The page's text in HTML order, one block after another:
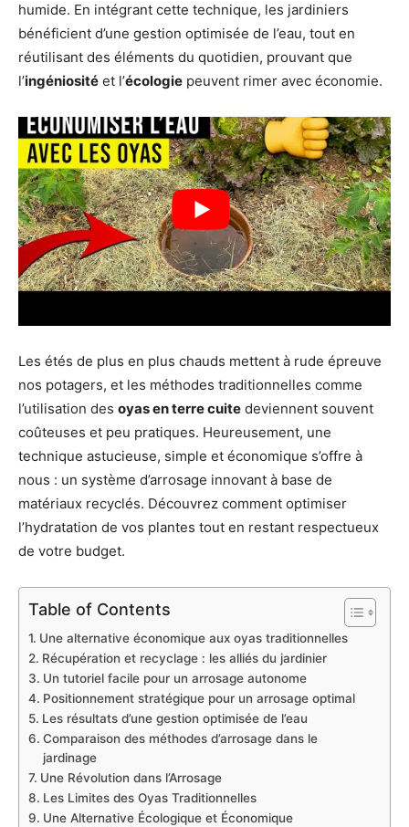
humide. En intégrant cette technique, les jardiniers
bénéficient d’une gestion optimisée de l’eau, tout en
réutilisant des éléments du quotidien, prouvant que
l’ingéniosité et l’écologie peuvent rimer avec économie.
Les étés de plus en plus chauds mettent à rude épreuve
nos potagers, et les méthodes traditionnelles comme
l’utilisation des oyas en terre cuite deviennent souvent
coûteuses et peu pratiques. Heureusement, une
technique astucieuse, simple et économique s’offre à
nous : un système d’arrosage innovant à base de
matériaux recyclés. Découvrez comment optimiser
l’hydratation de vos plantes tout en restant respectueux
de votre budget.
Table of Contents
Une alternative économique aux oyas traditionnelles
Récupération et recyclage : les alliés du jardinier
Un tutoriel facile pour un arrosage autonome
Positionnement stratégique pour un arrosage optimal
Les résultats d’une gestion optimisée de l’eau
Comparaison des méthodes d’arrosage dans le
jardinage
Une Révolution dans l’Arrosage
Les Limites des Oyas Traditionnelles
Une Alternative Écologique et Économique